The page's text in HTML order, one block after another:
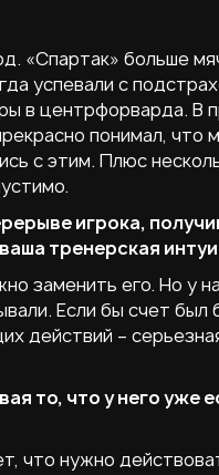
«Спартак» больше
успевали с
в центрфорварда. В
понимал, что
с этим. Плюс
игрока,
тренерская
заменить его. Но у
Если бы счет
действий –
то, что у него уже
что нужно